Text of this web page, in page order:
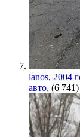
lanos, 2004
авто, (6 741)